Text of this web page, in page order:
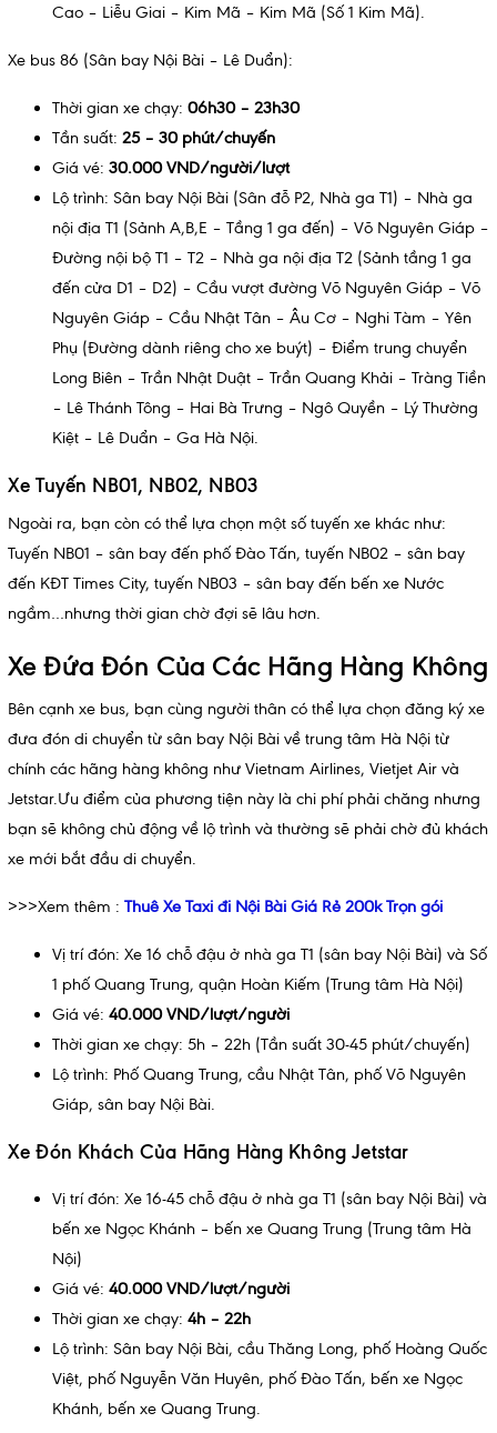
Cao – Liễu Giai – Kim Mã – Kim Mã (Số 1 Kim Mã).
Xe bus 86 (Sân bay Nội Bài – Lê Duẩn):
Thời gian xe chạy: 06h30 – 23h30
Tần suất: 25 – 30 phút/chuyến
Giá vé: 30.000 VND/người/lượt
Lộ trình: Sân bay Nội Bài (Sân đỗ P2, Nhà ga T1) – Nhà ga
nội địa T1 (Sảnh A,B,E – Tầng 1 ga đến) – Võ Nguyên Giáp –
Đường nội bộ T1 – T2 – Nhà ga nội địa T2 (Sảnh tầng 1 ga
đến cửa D1 – D2) – Cầu vượt đường Võ Nguyên Giáp – Võ
Nguyên Giáp – Cầu Nhật Tân – Âu Cơ – Nghi Tàm – Yên
Phụ (Đường dành riêng cho xe buýt) – Điểm trung chuyển
Long Biên – Trần Nhật Duật – Trần Quang Khải – Tràng Tiền
– Lê Thánh Tông – Hai Bà Trưng – Ngô Quyền – Lý Thường
Kiệt – Lê Duẩn – Ga Hà Nội.
Xe Tuyến NB01, NB02, NB03
Ngoài ra, bạn còn có thể lựa chọn một số tuyến xe khác như:
Tuyến NB01 – sân bay đến phố Đào Tấn, tuyến NB02 – sân bay
đến KĐT Times City, tuyến NB03 – sân bay đến bến xe Nước
ngầm…nhưng thời gian chờ đợi sẽ lâu hơn.
Xe Đứa Đón Của Các Hãng Hàng Không
Bên cạnh xe bus, bạn cùng người thân có thể lựa chọn đăng ký xe
đưa đón di chuyển từ sân bay Nội Bài về trung tâm Hà Nội từ
chính các hãng hàng không như Vietnam Airlines, Vietjet Air và
Jetstar.Ưu điểm của phương tiện này là chi phí phải chăng nhưng
bạn sẽ không chủ động về lộ trình và thường sẽ phải chờ đủ khách
xe mới bắt đầu di chuyển.
>>>Xem thêm : Thuê Xe Taxi đi Nội Bài Giá Rẻ 200k Trọn gói
Vị trí đón: Xe 16 chỗ đậu ở nhà ga T1 (sân bay Nội Bài) và Số
1 phố Quang Trung, quận Hoàn Kiếm (Trung tâm Hà Nội)
Giá vé: 40.000 VND/lượt/người
Thời gian xe chạy: 5h – 22h (Tần suất 30-45 phút/chuyến)
Lộ trình: Phố Quang Trung, cầu Nhật Tân, phố Võ Nguyên
Giáp, sân bay Nội Bài.
Xe Đón Khách Của Hãng Hàng Không Jetstar
Vị trí đón: Xe 16-45 chỗ đậu ở nhà ga T1 (sân bay Nội Bài) và
bến xe Ngọc Khánh – bến xe Quang Trung (Trung tâm Hà
Nội)
Giá vé: 40.000 VND/lượt/người
Thời gian xe chạy: 4h – 22h
Lộ trình: Sân bay Nội Bài, cầu Thăng Long, phố Hoàng Quốc
Việt, phố Nguyễn Văn Huyên, phố Đào Tấn, bến xe Ngọc
Khánh, bến xe Quang Trung.